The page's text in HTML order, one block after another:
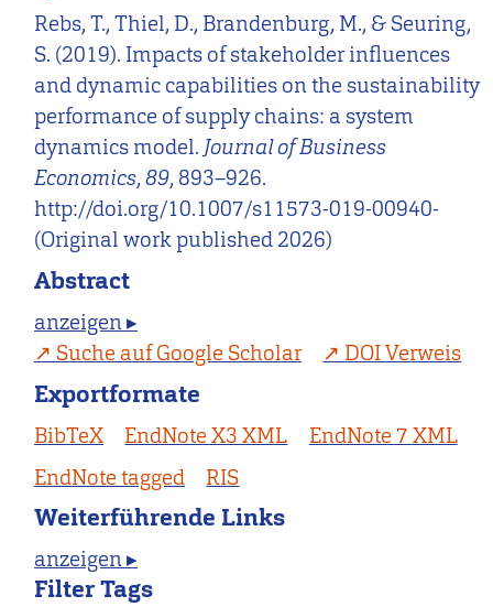
Rebs, T., Thiel, D., Brandenburg, M., & Seuring,
S. (2019). Impacts of stakeholder influences
and dynamic capabilities on the sustainability
performance of supply chains: a system
dynamics model. Journal of Business
Economics,89, 893–926.
http://doi.org/10.1007/s11573-019-00940-
(Original work published 2026)
Abstract
anzeigen ▸
Suche auf Google Scholar
DOI Verweis
Exportformate
BibTeX EndNote X3 XML
EndNote 7 XML
EndNote tagged
RIS
Weiterführende Links
anzeigen ▸
Filter Tags